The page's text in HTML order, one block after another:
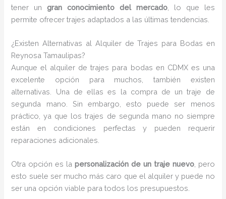
tener ungran conocimiento del mercado, lo que les
permite ofrecer trajes adaptados a las últimas tendencias.
¿Existen Alternativas al Alquiler de Trajes para Bodas en
Reynosa Tamaulipas?
Aunque el alquiler de trajes para bodas en CDMX es una
excelente opción para muchos, también existen
alternativas. Una de ellas es la compra de un traje de
segunda mano. Sin embargo, esto puede ser menos
práctico, ya que los trajes de segunda mano no siempre
están en condiciones perfectas y pueden requerir
reparaciones adicionales.
Otra opción es lapersonalización de un traje nuevo, pero
esto suele ser mucho más caro que el alquiler y puede no
ser una opción viable para todos los presupuestos.